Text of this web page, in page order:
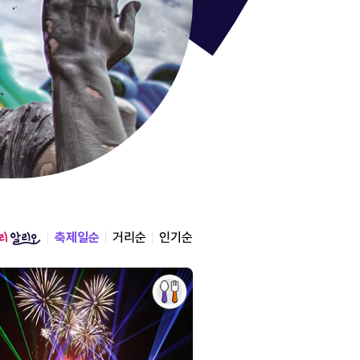
통영한
축제일순 거리순 인기순